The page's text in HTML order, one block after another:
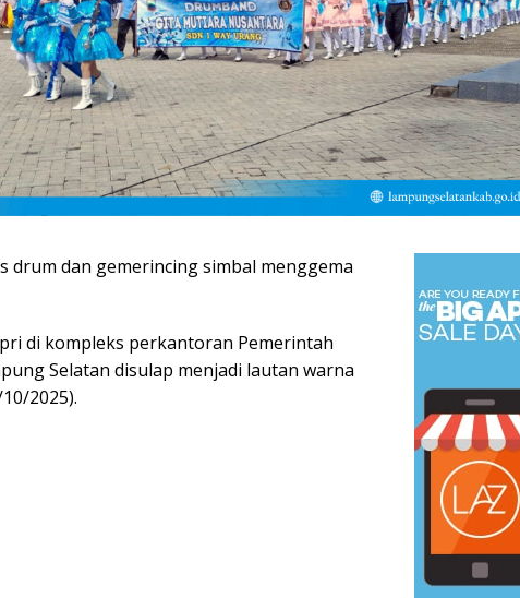
drum dan gemerincing simbal menggema
di kompleks perkantoran Pemerintah
Selatan disulap menjadi lautan warna
2025).